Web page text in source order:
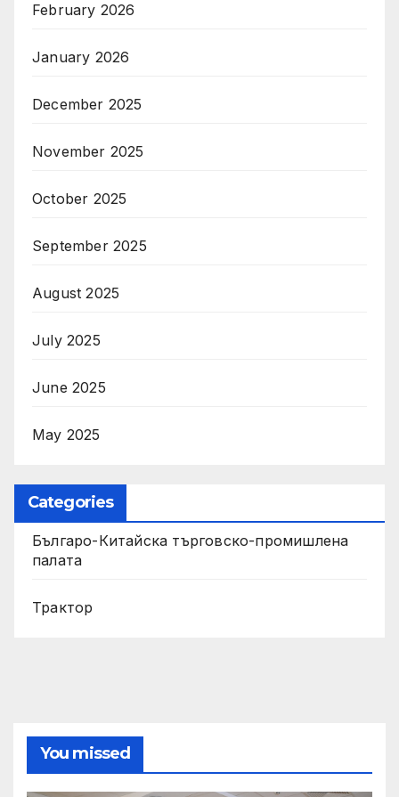
February 2026
January 2026
December 2025
November 2025
October 2025
September 2025
August 2025
July 2025
June 2025
May 2025
Categories
Българо-Китайска търговско-промишлена
палата
Трактор
You missed